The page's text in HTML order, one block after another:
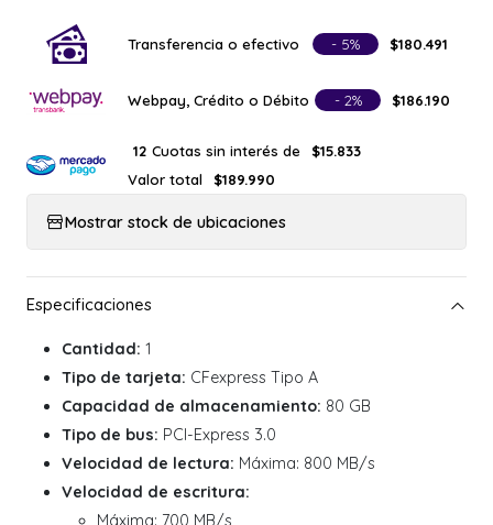
Transferencia o efectivo - 5% $180.491
Webpay, Crédito o Débito - 2% $186.190
12 Cuotas sin interés de
$15.833
Valor total
$189.990
Mostrar stock de ubicaciones
Cantidad: 1
Tipo de tarjeta: CFexpress Tipo A
Capacidad de almacenamiento: 80 GB
Tipo de bus: PCI-Express 3.0
Velocidad de lectura: Máxima: 800 MB/s
Velocidad de escritura: